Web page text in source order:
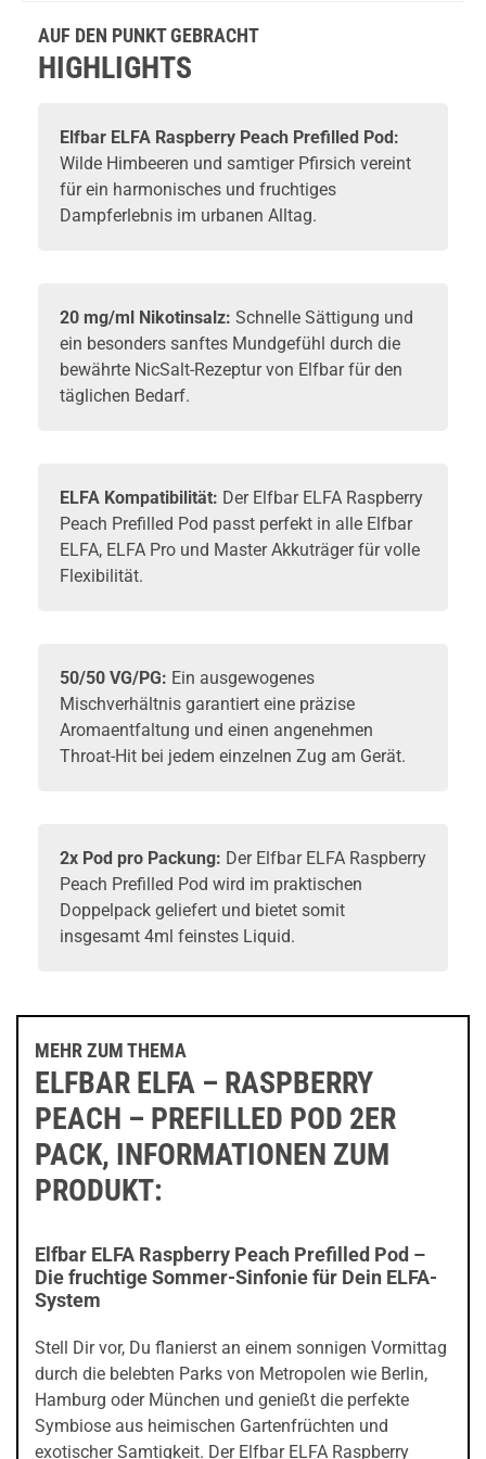
Pack - 2ml
NicSalt
AUF DEN PUNKT GEBRACHT
HIGHLIGHTS
Elfbar ELFA Raspberry Peach Prefilled Pod:
Wilde Himbeeren und samtiger Pfirsich vereint
für ein harmonisches und fruchtiges
Dampferlebnis im urbanen Alltag.
20 mg/ml Nikotinsalz: Schnelle Sättigung und
ein besonders sanftes Mundgefühl durch die
bewährte NicSalt-Rezeptur von Elfbar für den
täglichen Bedarf.
ELFA Kompatibilität: Der Elfbar ELFA Raspberry
Peach Prefilled Pod passt perfekt in alle Elfbar
ELFA, ELFA Pro und Master Akkuträger für volle
Flexibilität.
50/50 VG/PG: Ein ausgewogenes
Mischverhältnis garantiert eine präzise
Aromaentfaltung und einen angenehmen
Throat-Hit bei jedem einzelnen Zug am Gerät.
2x Pod pro Packung: Der Elfbar ELFA Raspberry
Peach Prefilled Pod wird im praktischen
Doppelpack geliefert und bietet somit
insgesamt 4ml feinstes Liquid.
MEHR ZUM THEMA
ELFBAR ELFA – RASPBERRY
PEACH – PREFILLED POD 2ER
PACK, INFORMATIONEN ZUM
PRODUKT:
Elfbar ELFA Raspberry Peach Prefilled Pod –
Die fruchtige Sommer-Sinfonie für Dein ELFA-
System
Stell Dir vor, Du flanierst an einem sonnigen Vormittag
durch die belebten Parks von Metropolen wie Berlin,
Hamburg oder München und genießt die perfekte
Symbiose aus heimischen Gartenfrüchten und
exotischer Samtigkeit. Der Elfbar ELFA Raspberry